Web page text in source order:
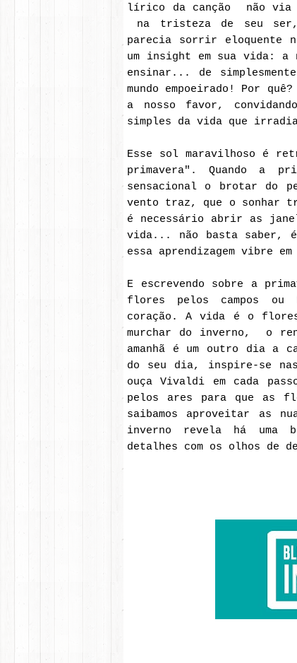
lírico da canção não via
na tristeza de seu ser,
parecia sorrir eloquente
um insight em sua vida:
ensinar... de
mundo empoeirado! Por
a nosso favor,
simples da vida que
Esse sol maravilhoso é
primavera". Quando a
sensacional o brotar do
vento traz, que o sonhar
é necessário abrir as
vida... não basta saber,
essa aprendizagem vibre
E escrevendo sobre a
flores pelos campos ou
coração. A vida é o
murchar do inverno, o
amanhã é um outro dia a
do seu dia, inspire-se
ouça Vivaldi em cada
pelos ares para que as
saibamos aproveitar as
inverno revela há uma
detalhes com os olhos de